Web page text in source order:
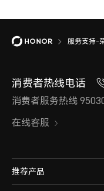
服务支持-
消费者热线电话
消费者服务热线
在线客服
推荐产品